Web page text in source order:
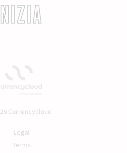
Currencycloud
Legal
Terms